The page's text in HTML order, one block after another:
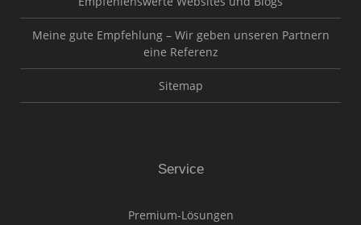
Meine gute Empfehlung – Wir geben unseren Partnern
eine Referenz
Sitemap
Service
Premium-Lösungen